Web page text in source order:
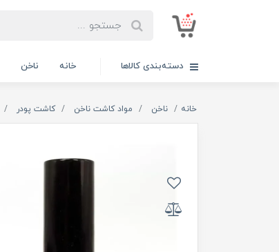
دسته‌بندی کالاها خانه ناخن
خانه ناخن مواد کاشت ناخن کاشت پودر